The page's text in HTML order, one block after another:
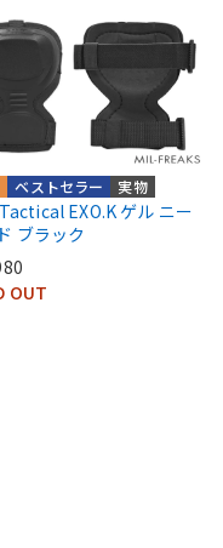
実物
ベストセラー
EXO.K ゲル ニー
ブラック
OUT